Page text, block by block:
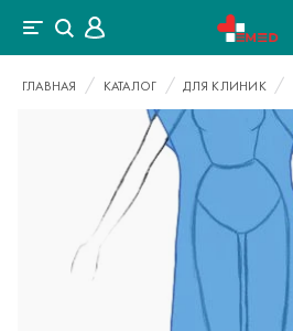
ГЛАВНАЯ КАТАЛОГ ДЛЯ КЛИНИК